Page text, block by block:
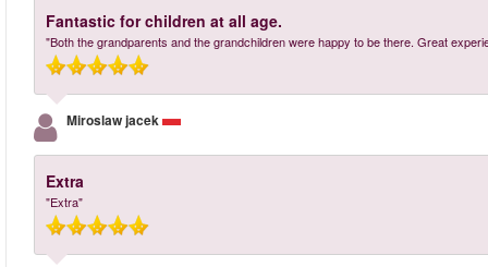
Fantastic for children at all age.
"Both the grandparents and the grandchildren were happy to be there. Great
Miroslaw jacek
Extra
"Extra"